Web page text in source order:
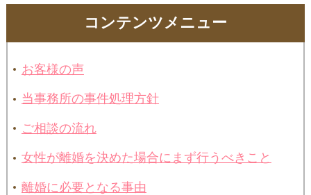
コンテンツメニュー
お客様の声
当事務所の事件処理方針
ご相談の流れ
女性が離婚を決めた場合にまず行うべきこと
離婚に必要となる事由